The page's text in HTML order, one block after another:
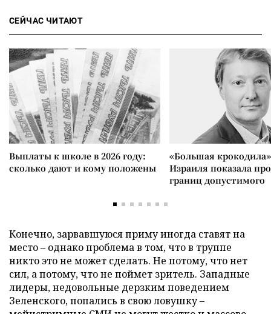
СЕЙЧАС ЧИТАЮТ
Выплаты к школе в 2026 году:
сколько дают и кому положены
«Большая
Израиля показала
границ допустимого
Конечно, зарвавшуюся приму иногда ставят на
место – однако проблема в том, что в труппе
никто это не может сделать. Не потому, что нет
сил, а потому, что не поймет зритель. Западные
лидеры, недовольные дерзким поведением
Зеленского, попались в свою ловушку –